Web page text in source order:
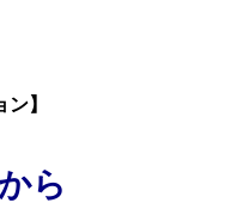
ン】
ら